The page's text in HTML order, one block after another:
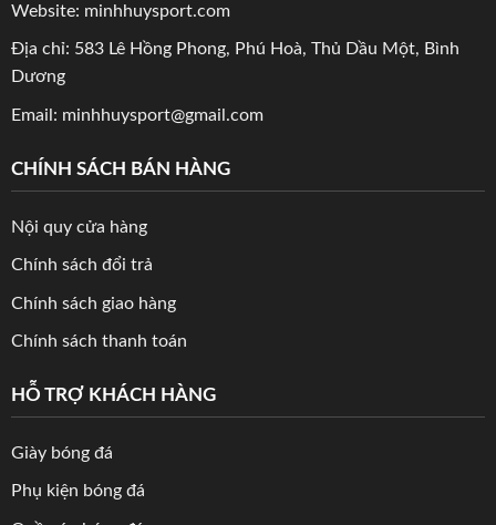
Website: minhhuysport.com
Địa chỉ: 583 Lê Hồng Phong, Phú Hoà, Thủ Dầu Một, Bình
Dương
Email: minhhuysport@gmail.com
CHÍNH SÁCH BÁN HÀNG
Nội quy cửa hàng
Chính sách đổi trả
Chính sách giao hàng
Chính sách thanh toán
HỖ TRỢ KHÁCH HÀNG
Giày bóng đá
Phụ kiện bóng đá